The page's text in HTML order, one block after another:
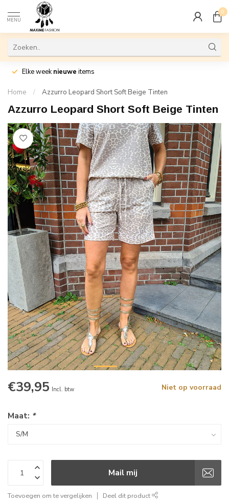
MENU
0
Elke weeknieuwe items
Home / Azzurro Leopard Short Soft Beige Tinten
Azzurro Leopard Short Soft Beige Tinten
€39,95 Incl. btw Niet op voorraad
Maat: *
Mail mij
Toevoegen om te vergelijken Deel dit product